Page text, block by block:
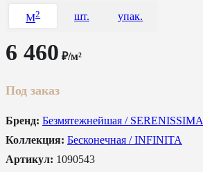
M2 шт. упак.
6 460 ₽/м²
Под заказ
Бренд: Безмятежнейшая / SERENISSIMA
Коллекция: Бесконечная / INFINITA
Артикул: 1090543